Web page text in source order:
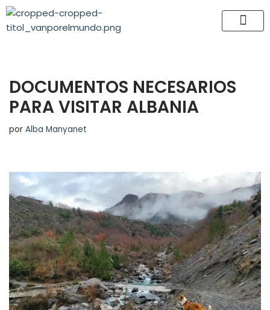
Saltar
DOCUMENTOS NECESARIOS
PARA VISITAR ALBANIA
por Alba Manyanet